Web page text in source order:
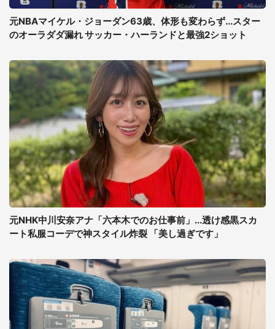
元NBAマイケル・ジョーダン63歳、体形も変わらず...スター
のオーラダダ漏れ サッカー・ハーランドと最強2ショット
元NHK中川安奈アナ「六本木でのお仕事前」...透け感黒スカ
ート私服コーデで神スタイル炸裂 「美し過ぎです」